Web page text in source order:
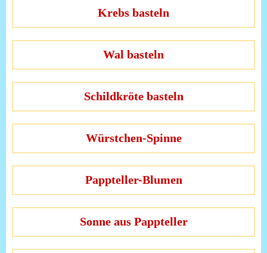
Krebs basteln
Wal basteln
Schildkröte basteln
Würstchen-Spinne
Pappteller-Blumen
Sonne aus Pappteller